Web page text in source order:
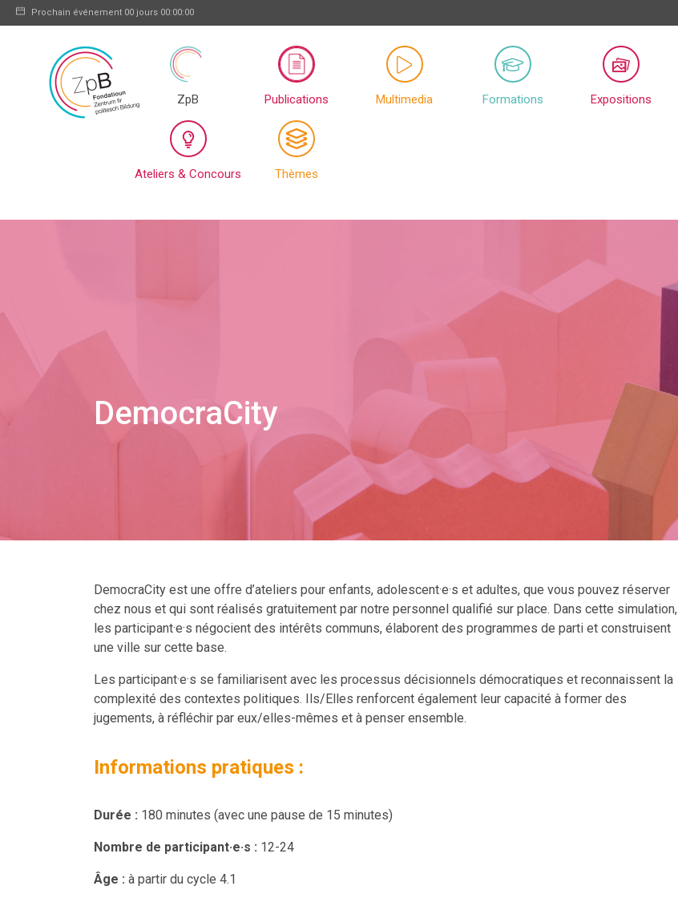
Prochain événement 00 jours 00:00:00
ZpB Publications Multimedia Formations Expositions
Ateliers & Concours Thèmes
DemocraCity
DemocraCity est une offre d’ateliers pour enfants, adolescent·e·s et adultes, que vous pouvez réserver
chez nous et qui sont réalisés gratuitement par notre personnel qualifié sur place. Dans cette simulation,
les participant·e·s négocient des intérêts communs, élaborent des programmes de parti et construisent
une ville sur cette base.
Les participant·e·s se familiarisent avec les processus décisionnels démocratiques et reconnaissent la
complexité des contextes politiques. Ils/Elles renforcent également leur capacité à former des
jugements, à réfléchir par eux/elles-mêmes et à penser ensemble.
Informations pratiques :
Durée : 180 minutes (avec une pause de 15 minutes)
Nombre de participant·e·s : 12-24
Âge : à partir du cycle 4.1